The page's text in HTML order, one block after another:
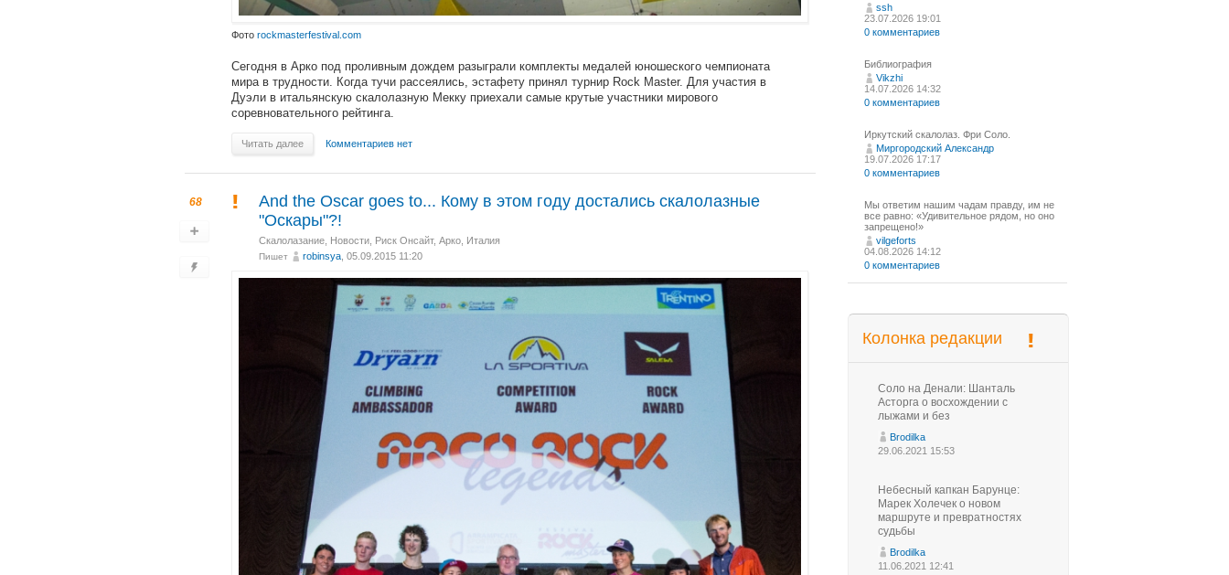
Фото rockmasterfestival.com
Сегодня в Арко под проливным дождем разыграли комплекты медалей юношеского чемпионата
мира в трудности. Когда тучи рассеялись, эстафету принял турнир Rock Master. Для участия в
Дуэли в итальянскую скалолазную Мекку приехали самые крутые участники мирового
соревновательного рейтинга.
Читать далее Комментариев нет
68
And the Oscar goes to... Кому в этом году достались скалолазные
"Оскары"?!
Скалолазание Новости Риск Онсайт, Арко, Италия
Пишет robinsya , 05.09.2015 11:20
ssh
23.07.2026 19:01
0 комментариев
Библиография
Vikzhi
14.07.2026 14:32
0 комментариев
Иркутский скалолаз. Фри Соло.
Миргородский Александр
19.07.2026 17:17
0 комментариев
Мы ответим нашим чадам правду, им не
все равно: «Удивительное рядом, но оно
запрещено!»
vilgeforts
04.08.2026 14:12
0 комментариев
Колонка редакции
Соло на Денали: Шанталь
Асторга о восхождении с
лыжами и без
Brodilka
29.06.2021 15:53
Небесный капкан Барунце:
Марек Холечек о новом
маршруте и превратностях
судьбы
Brodilka
11.06.2021 12:41